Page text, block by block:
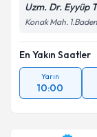
Uzm. Dr. Eyyüp
Konak Mah.
En Yakın Saatler
Yarın
10:00